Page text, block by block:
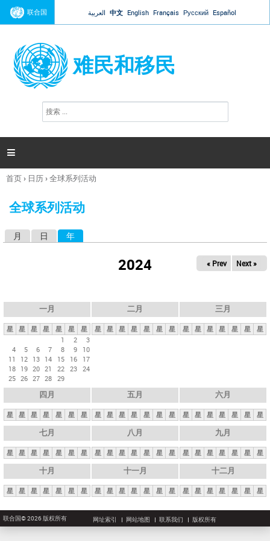
Jump to navigation
联合国 العربية 中文 English Français Русский Español
难民和移民
搜
索

你
这
首页› 日历›全球系列活动
全球系列活动
月 日 年
2024 « Prev Next »
一月
星 星 星 星 星 星
星
1
2
3
4
5 6 7 8 9
10
11
12 13 14 15 16
17
18 19 20 21 22 23 24
25 26 27 28 29
二月
星 星 星 星 星 星 星
三月
星 星 星 星 星 星 星
四月
星 星 星 星 星 星 星
五月
星 星 星 星 星 星 星
六月
星 星 星 星 星 星 星
七月
星 星 星 星 星 星 星
八月
星 星 星 星 星 星 星
九月
星 星 星 星 星 星 星
十月
星 星 星 星 星 星 星
十一月
星 星 星 星 星 星 星
十二月
星 星 星 星 星 星 星
联合国© 2026 版权所有 网址索引 网站地图 联系我们 版权所有